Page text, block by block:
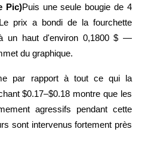
pour les détenteurs de BTR
Pic)Puis une seule bougie de 4
prix a bondi de la fourchette
un haut d'environ 0,1800 $ —
du graphique.
par rapport à tout ce qui la
$0.17–$0.18 montre que les
agressifs pendant cette
sont intervenus fortement près